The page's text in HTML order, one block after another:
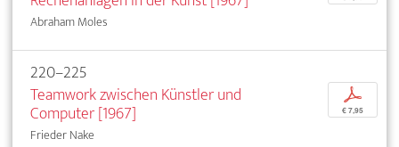
Abraham Moles
220–225
Teamwork zwischen Künstler und
Computer [1967]
Frieder Nake
p
€ 7,95